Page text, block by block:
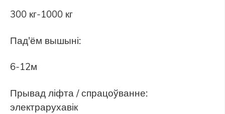
300 кг-1000 кг
Пад'ём вышыні:
6-12м
Прывад ліфта / спрацоўванне:
электрарухавік